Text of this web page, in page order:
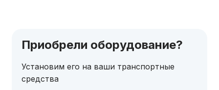
Приобрели оборудование?
Установим его на ваши транспортные
средства